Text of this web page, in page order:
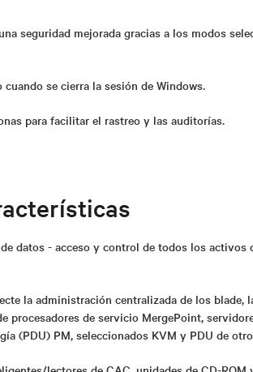
seguridad mejorada gracias a los modos
se cierra la sesión de Windows.
para facilitar el rastreo y las auditorías.
datos - acceso y control de todos los
la administración centralizada de los blade,
procesadores de servicio MergePoint,
(PDU) PM, seleccionados KVM y PDU de